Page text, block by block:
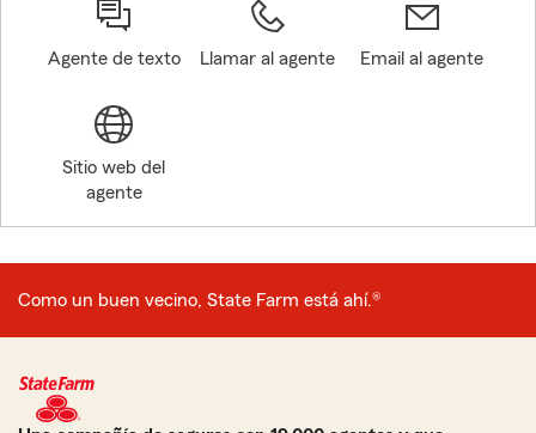
Agente de texto Llamar al agente Email al agente
Sitio web del
agente
Como un buen vecino, State Farm está ahí.®